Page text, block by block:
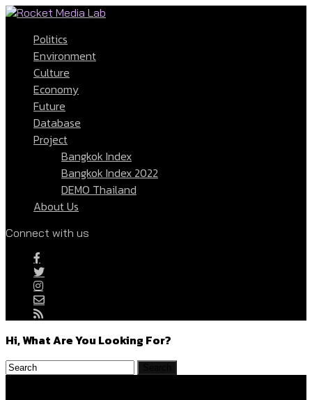
Politics
Environment
Culture
Economy
Future
Database
Project
Bangkok Index
Bangkok Index 2022
DEMO Thailand
About Us
Connect with us
Hi, What Are You Looking For?